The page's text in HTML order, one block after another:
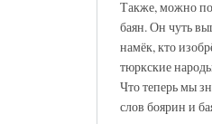
Также, можно
баян. Он чуть
намёк, кто
тюркские
Что теперь мы
слов боярин и